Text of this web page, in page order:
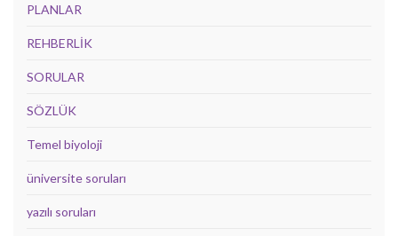
PLANLAR
REHBERLİK
SORULAR
SÖZLÜK
Temel biyoloji
üniversite soruları
yazılı soruları